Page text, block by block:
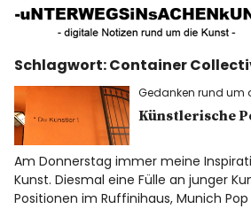
UNTERWEGS IN
KUNST
Start
AKTUELLE AUSSTELLUNGEN
KUNSTSPAZIERGÄNGE
Schlagwort:Container
Gedanken rund um
Künstlerische
Am Donnerstag immer meine
Kunst. Diesmal eine Fülle an junger
Positionen im Ruffinihaus, Munich